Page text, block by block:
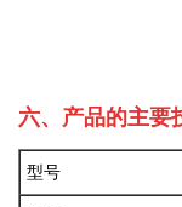
六、产品的主要
型号